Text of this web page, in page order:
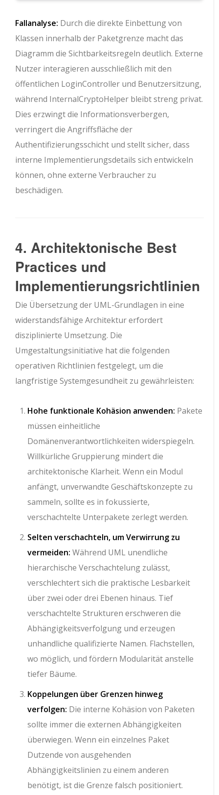
Fallanalyse: Durch die direkte Einbettung von
Klassen innerhalb der Paketgrenze macht das
Diagramm die Sichtbarkeitsregeln deutlich. Externe
Nutzer interagieren ausschließlich mit den
öffentlichen LoginController und Benutzersitzung,
während InternalCryptoHelper bleibt streng privat.
Dies erzwingt die Informationsverbergen,
verringert die Angriffsfläche der
Authentifizierungsschicht und stellt sicher, dass
interne Implementierungsdetails sich entwickeln
können, ohne externe Verbraucher zu
beschädigen.
4. Architektonische Best
Practices und
Implementierungsrichtlinien
Die Übersetzung der UML-Grundlagen in eine
widerstandsfähige Architektur erfordert
disziplinierte Umsetzung. Die
Umgestaltungsinitiative hat die folgenden
operativen Richtlinien festgelegt, um die
langfristige Systemgesundheit zu gewährleisten:
Hohe funktionale Kohäsion anwenden: Pakete
müssen einheitliche
Domänenverantwortlichkeiten widerspiegeln.
Willkürliche Gruppierung mindert die
architektonische Klarheit. Wenn ein Modul
anfängt, unverwandte Geschäftskonzepte zu
sammeln, sollte es in fokussierte,
verschachtelte Unterpakete zerlegt werden.
Selten verschachteln, um Verwirrung zu
vermeiden: Während UML unendliche
hierarchische Verschachtelung zulässt,
verschlechtert sich die praktische Lesbarkeit
über zwei oder drei Ebenen hinaus. Tief
verschachtelte Strukturen erschweren die
Abhängigkeitsverfolgung und erzeugen
unhandliche qualifizierte Namen. Flachstellen,
wo möglich, und fördern Modularität anstelle
tiefer Bäume.
Koppelungen über Grenzen hinweg
verfolgen: Die interne Kohäsion von Paketen
sollte immer die externen Abhängigkeiten
überwiegen. Wenn ein einzelnes Paket
Dutzende von ausgehenden
Abhängigkeitslinien zu einem anderen
benötigt, ist die Grenze falsch positioniert.